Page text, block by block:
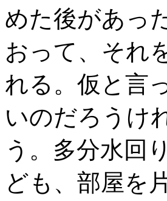
めた後があっ
おって、それ
れる。仮と言
いのだろうけ
う。多分水回
ども、部屋を